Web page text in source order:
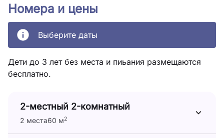
Номера и цены
Выберите даты
Дети до 3 лет без места и пиьания размещаются
бесплатно.
2-местный 2-комнатный
2 места60 м2